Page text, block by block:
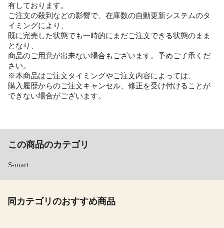
有しております。
ご注文の殺到などの影響で、在庫数の自動更新システムのタ
イミングにより、
既に完売した状態でも一時的にまだご注文できる状態のまま
となり、
商品のご用意が出来ない場合もございます。予めご了承くだ
さい。
※本商品はご注文タイミングやご注文内容によっては、
購入履歴からのご注文キャンセル、修正を受け付けることが
できない場合がございます。
この商品のカテゴリ
S-mart
同カテゴリのおすすめ商品